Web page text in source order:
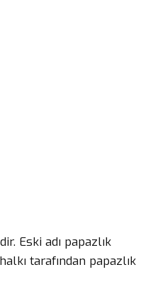
Eski adı papazlık
tarafından papazlık